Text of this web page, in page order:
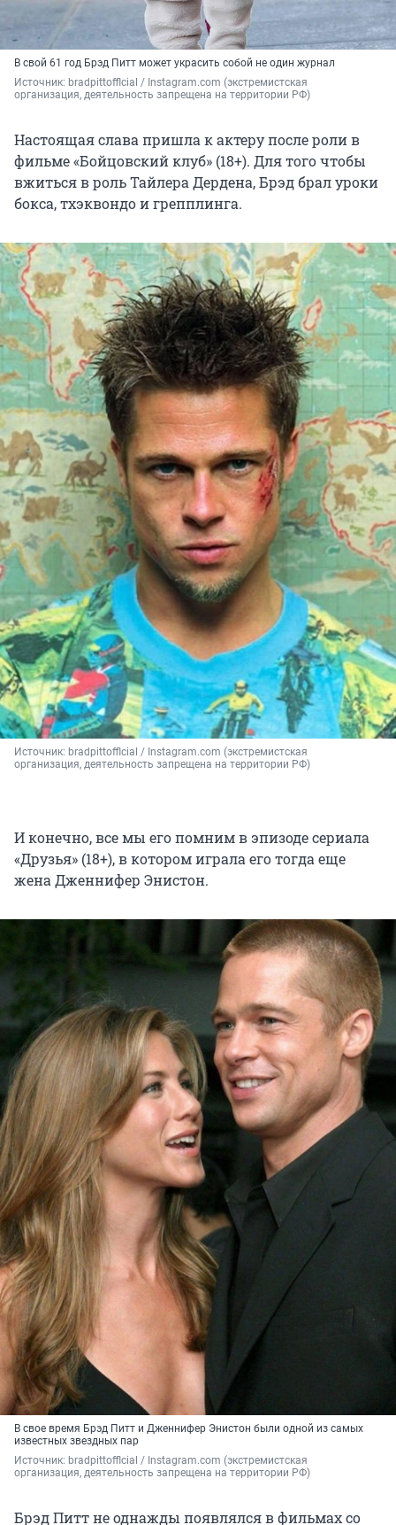
В свой 61 год Брэд Питт может украсить собой не один журнал
Источник: bradpittofflcial / Instagram.com (экстремистская
организация, деятельность запрещена на территории РФ)
Настоящая слава пришла к актеру после роли в
фильме «Бойцовский клуб» (18+). Для того чтобы
вжиться в роль Тайлера Дердена, Брэд брал уроки
бокса, тхэквондо и грепплинга.
Источник: bradpittofflcial / Instagram.com (экстремистская
организация, деятельность запрещена на территории РФ)
И конечно, все мы его помним в эпизоде сериала
«Друзья» (18+), в котором играла его тогда еще
жена Дженнифер Энистон.
В свое время Брэд Питт и Дженнифер Энистон были одной из самых
известных звездных пар
Источник: bradpittofflcial / Instagram.com (экстремистская
организация, деятельность запрещена на территории РФ)
Брэд Питт не однажды появлялся в фильмах со